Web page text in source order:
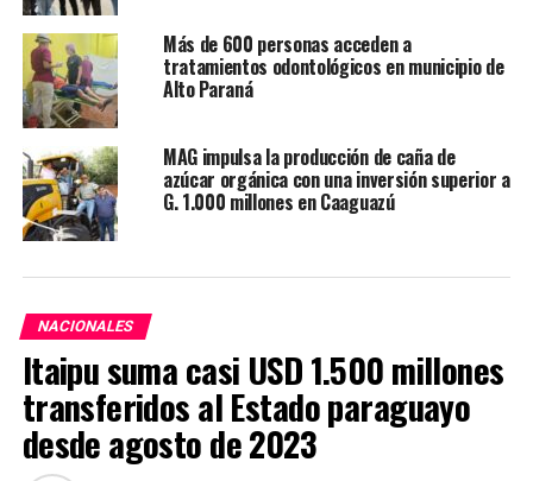
Más de 600 personas acceden a
tratamientos odontológicos en municipio de
Alto Paraná
MAG impulsa la producción de caña de
azúcar orgánica con una inversión superior a
G. 1.000 millones en Caaguazú
NACIONALES
Itaipu suma casi USD 1.500 millones
transferidos al Estado paraguayo
desde agosto de 2023